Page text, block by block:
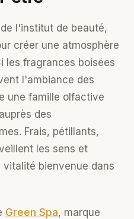
l'institut de beauté,
créer une atmosphère
les fragrances boisées
l'ambiance des
une famille olfactive
des
Frais, pétillants,
les sens et
bienvenue dans
Green Spa, marque